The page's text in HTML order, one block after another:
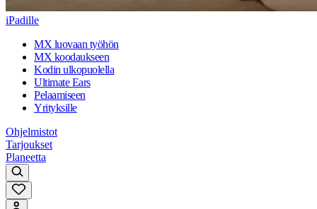
iPadille
MX luovaan työhön
MX koodaukseen
Kodin ulkopuolella
Ultimate Ears
Pelaamiseen
Yrityksille
Ohjelmistot
Tarjoukset
Planeetta